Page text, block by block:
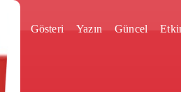
Gösteri Yazın Güncel